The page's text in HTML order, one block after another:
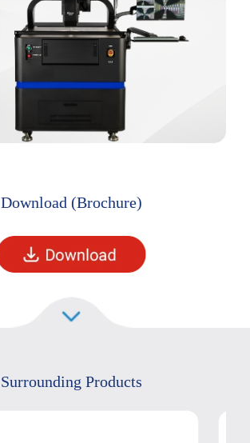
Download (Brochure)
Surrounding Products